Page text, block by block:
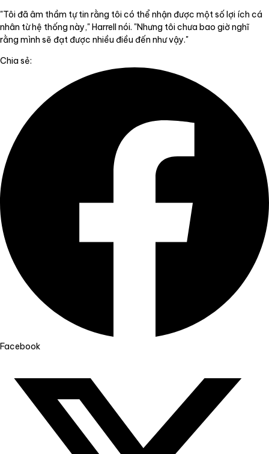
"Tôi đã âm thầm tự tin rằng tôi có thể nhận được một số lợi ích cá
nhân từ hệ thống này," Harrell nói. "Nhưng tôi chưa bao giờ nghĩ
rằng mình sẽ đạt được nhiều điều đến như vậy."
Chia sẻ:
Facebook